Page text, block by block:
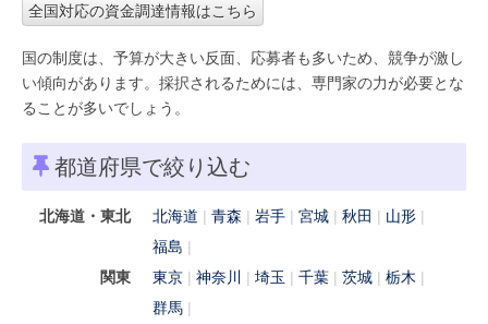
全国対応の資金調達情報はこちら
国の制度は、予算が大きい反面、応募者も多いため、競争が激し
い傾向があります。採択されるためには、専門家の力が必要とな
ることが多いでしょう。
都道府県で絞り込む
北海道・東北 北海道 青森 岩手 宮城 秋田
山形
福島
関東
東京 神奈川 埼玉 千葉 茨城
栃木
群馬